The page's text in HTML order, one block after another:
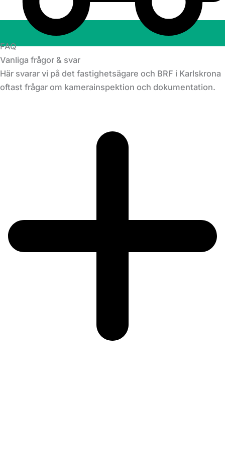
FAQ
Vanliga frågor & svar
Här svarar vi på det fastighetsägare och BRF i Karlskrona
oftast frågar om kamerainspektion och dokumentation.